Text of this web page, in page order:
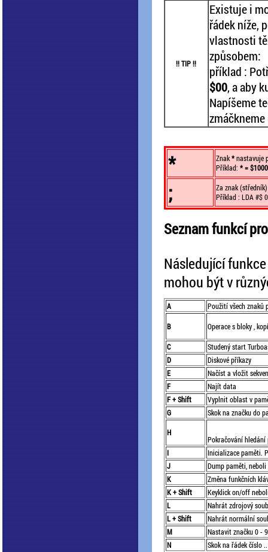
!! TIP !!
Existuje i
řádek níže,
vlastnosti
způsobem:
příklad :
$00, a aby
Napíšeme
zmáčkneme
* Znak*nastavuje
Příklad: * = $1000
;
Za znak
Příklad : LDA #$
Seznam funkcí
Následující
mohou být v
A Použití všech znaků
B Operace s bloky ,
C
Studený start
D
Diskové příkazy
E
Načíst a vložit
F
Najít data
F + Shift
Vyplnit oblast v
G
Skok na značku do
H
Pokračování
I
Inicializace paměti.
J
Dump paměti,
K
Změna funkčních
K + Shift
Keyklick on/off
L
Nahrát zdrojový
L + Shift
Nahrát normální
M
Nastavit značku 0 -
N
Skok na řádek číslo ..